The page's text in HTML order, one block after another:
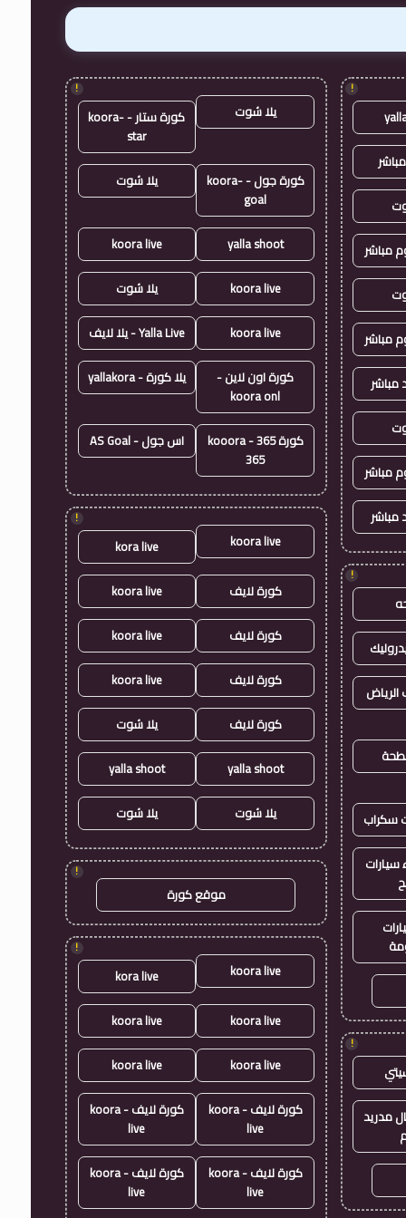
!
مباشر
مباشر
مباشر
مباشر
مباشر
!
سكراب
!
مدريد
!
يلا شوت
كورة ستار - koora-
star
كورة جول - koora-
goal
يلا شوت
yalla shoot
koora live
koora live يلا شوت
koora live Yalla Live - يلا لايف
كورة اون لاين -
koora onl
يلا كورة - yallakora
كورة 365 - kooora
365
اس جول - AS Goal
!
koora live
kora live
كورة لايف koora live
كورة لايف koora live
كورة لايف koora live
كورة لايف يلا شوت
yalla shoot
yalla shoot
يلا شوت يلا شوت
!
موقع كورة
!
koora live
kora live
koora live
koora live
koora live
koora live
كورة لايف - koora
live
كورة لايف - koora
live
كورة لايف - koora
live
كورة لايف - koora
live